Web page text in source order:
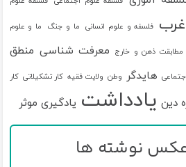
فلسفه و علوم انسانی ما و جنگ ما و علوم
مطابقت ذهن و خارج معرفت شناسی منطق
هایدگر وطن ولایت فقیه کار تشکیلاتی کار
دین یادداشت یادگیری موثر
نوشته ها